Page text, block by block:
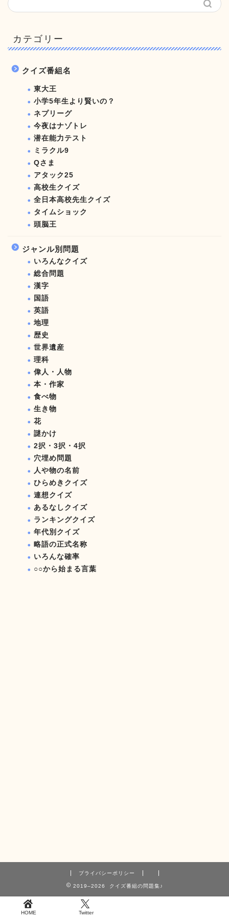
カテゴリー
クイズ番組名
東大王
小学5年生より賢いの？
ネプリーグ
今夜はナゾトレ
潜在能力テスト
ミラクル9
Qさま
アタック25
高校生クイズ
全日本高校先生クイズ
タイムショック
頭脳王
ジャンル別問題
いろんなクイズ
総合問題
漢字
国語
英語
地理
歴史
世界遺産
理科
偉人・人物
本・作家
食べ物
生き物
花
謎かけ
2択・3択・4択
穴埋め問題
人や物の名前
ひらめきクイズ
連想クイズ
あるなしクイズ
ランキングクイズ
年代別クイズ
略語の正式名称
いろんな確率
○○から始まる言葉
プライバシーポリシー
2019–2026 クイズ番組の問題集♪
HOME Twitter